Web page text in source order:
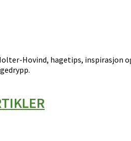
Hovind, hagetips,